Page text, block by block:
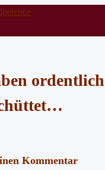
ordentlich
Kommentar